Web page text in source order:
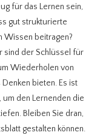
für das Lernen sein,
gut strukturierte
Wissen beitragen?
sind der Schlüssel für
Wiederholen von
bieten. Es ist
um den Lernenden die
Bleiben Sie dran,
gestalten können.